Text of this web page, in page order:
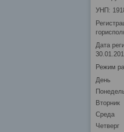
УНП:
Дата
Режим
День
Вторник
Среда
Четверг